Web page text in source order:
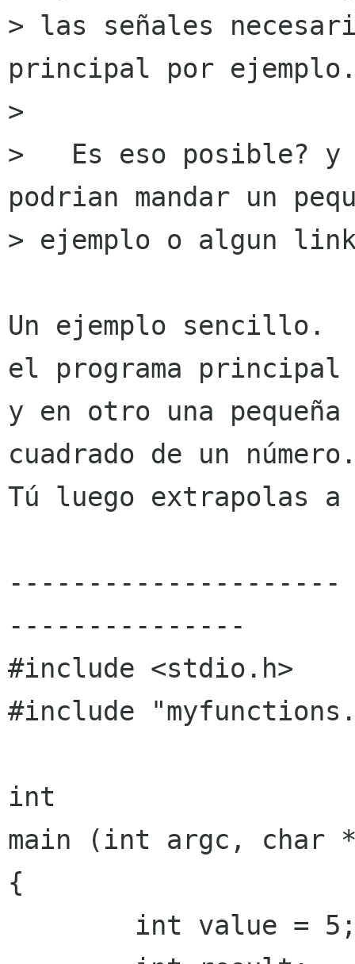
> las señales
principal por
>
>   Es eso posible? y
podrian mandar un
> ejemplo o algun
Un ejemplo sencillo.
el programa principal
y en otro una
cuadrado de un
Tú luego extrapolas
---------------------
---------------
#include <stdio.h>
#include
int
main (int argc, char
{